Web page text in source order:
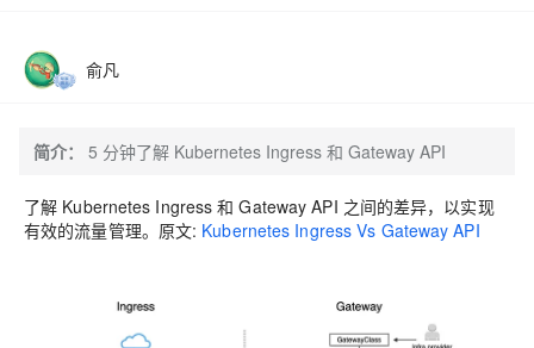
俞凡
简介： 5 分钟了解 Kubernetes Ingress 和 Gateway API
了解 Kubernetes Ingress 和 Gateway API 之间的差异，以实现
有效的流量管理。原文: Kubernetes Ingress Vs Gateway API